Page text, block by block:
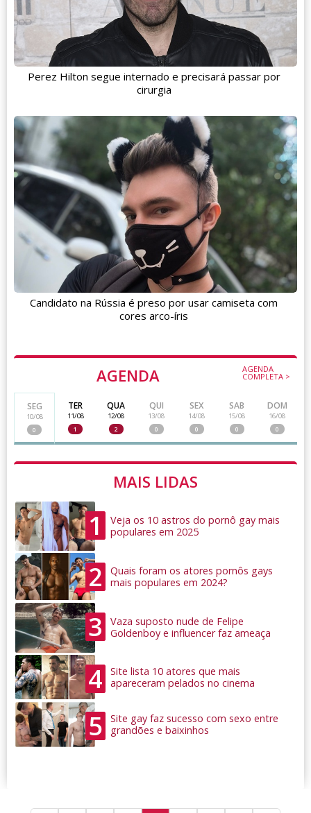
Perez Hilton segue internado e precisará passar por
cirurgia
Candidato na Rússia é preso por usar camiseta com
cores arco-íris
AGENDA AGENDA
COMPLETA >
SEG
10/08
0
TER
11/08
1
QUA
12/08
2
QUI
13/08
0
SEX
14/08
0
SAB
15/08
0
DOM
16/08
0
MAIS LIDAS
1
Veja os 10 astros do pornô gay mais
populares em 2025
2
Quais foram os atores pornôs gays
mais populares em 2024?
3
Vaza suposto nude de Felipe
Goldenboy e influencer faz ameaça
4
Site lista 10 atores que mais
apareceram pelados no cinema
5
Site gay faz sucesso com sexo entre
grandões e baixinhos